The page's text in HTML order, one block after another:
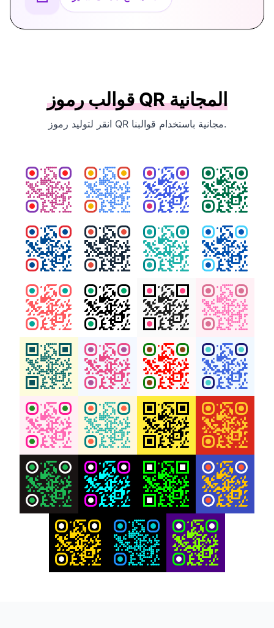
قوالب رموز QR المجانية
انقر لتوليد رموز QR مجانية باستخدام قوالبنا.